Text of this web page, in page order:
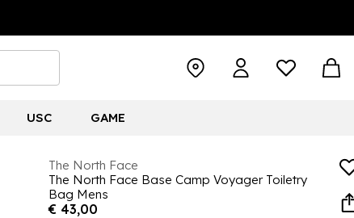
USC GAME
The North Face
The North Face Base Camp Voyager Toiletry
Bag Mens
€ 43,00